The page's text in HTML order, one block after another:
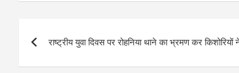
navigation
राष्ट्रीय युवा दिवस पर रोहनिया थाने का भ्रमण कर